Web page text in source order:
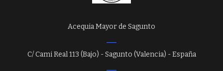
Acequia Mayor de Sagunto
C/ Cami Real 113 (Bajo) - Sagunto (Valencia) - España